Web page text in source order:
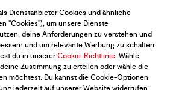
alle Neuigkeiten auf
sein?
Dienstanbieter Cookies und ähnliche
"Cookies"), um unsere Dienste
deine Anforderungen zu verstehen und
und um relevante Werbung zu schalten.
du in unsererCookie-Richtlinie. Wähle
Zustimmung zu erteilen oder wähle die
möchtest. Du kannst die Cookie-Optionen